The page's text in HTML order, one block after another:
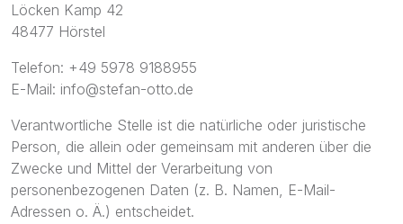
Löcken Kamp 42
48477 Hörstel
Telefon: +49 5978 9188955
E-Mail: info@stefan-otto.de
Verantwortliche Stelle ist die natürliche oder juristische
Person, die allein oder gemeinsam mit anderen über die
Zwecke und Mittel der Verarbeitung von
personenbezogenen Daten (z. B. Namen, E-Mail-
Adressen o. Ä.) entscheidet.